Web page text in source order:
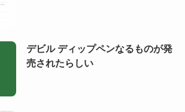
デビル ディップペンなるものが発
売されたらしい